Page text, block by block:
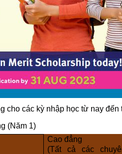
cho các kỳ nhập học từ nay đến
(Năm 1)
Cao đẳng
(Tất cả các